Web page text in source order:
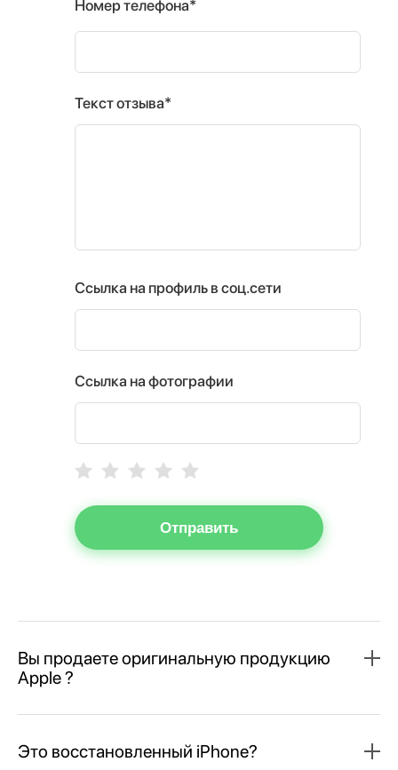
Номер телефона*
Текст отзыва*
Ссылка на профиль в соц.сети
Ссылка на фотографии
Отправить
Вы продаете оригинальную продукцию
Apple ?
Это восстановленный iPhone?